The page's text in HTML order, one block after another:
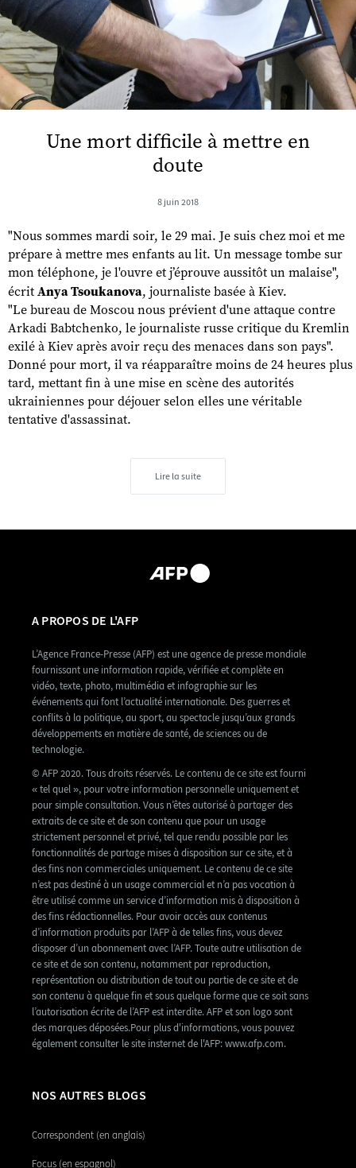
Une mort difficile à mettre en
doute
8 juin 2018
"Nous sommes mardi soir, le 29 mai. Je suis chez moi et me
prépare à mettre mes enfants au lit. Un message tombe sur
mon téléphone, je l'ouvre et j’éprouve aussitôt un malaise",
écrit Anya Tsoukanova, journaliste basée à Kiev.
"Le bureau de Moscou nous prévient d'une attaque contre
Arkadi Babtchenko, le journaliste russe critique du Kremlin
exilé à Kiev après avoir reçu des menaces dans son pays".
Donné pour mort, il va réapparaître moins de 24 heures plus
tard, mettant fin à une mise en scène des autorités
ukrainiennes pour déjouer selon elles une véritable
tentative d'assassinat.
Lire la suite
A PROPOS DE L'AFP
L’Agence France-Presse (AFP) est une agence de presse mondiale
fournissant une information rapide, vérifiée et complète en
vidéo, texte, photo, multimédia et infographie sur les
événements qui font l’actualité internationale. Des guerres et
conflits à la politique, au sport, au spectacle jusqu’aux grands
développements en matière de santé, de sciences ou de
technologie.
© AFP 2020. Tous droits réservés. Le contenu de ce site est fourni
« tel quel », pour votre information personnelle uniquement et
pour simple consultation. Vous n’êtes autorisé à partager des
extraits de ce site et de son contenu que pour un usage
strictement personnel et privé, tel que rendu possible par les
fonctionnalités de partage mises à disposition sur ce site, et à
des fins non commerciales uniquement. Le contenu de ce site
n’est pas destiné à un usage commercial et n’a pas vocation à
être utilisé comme un service d’information mis à disposition à
des fins rédactionnelles. Pour avoir accès aux contenus
d’information produits par l’AFP à de telles fins, vous devez
disposer d’un abonnement avec l’AFP. Toute autre utilisation de
ce site et de son contenu, notamment par reproduction,
représentation ou distribution de tout ou partie de ce site et de
son contenu à quelque fin et sous quelque forme que ce soit sans
l’autorisation écrite de l’AFP est interdite. AFP et son logo sont
des marques déposées.Pour plus d'informations, vous pouvez
également consulter le site insternet de l'AFP: www.afp.com.
NOS AUTRES BLOGS
Correspondent (en anglais)
Focus (en espagnol)